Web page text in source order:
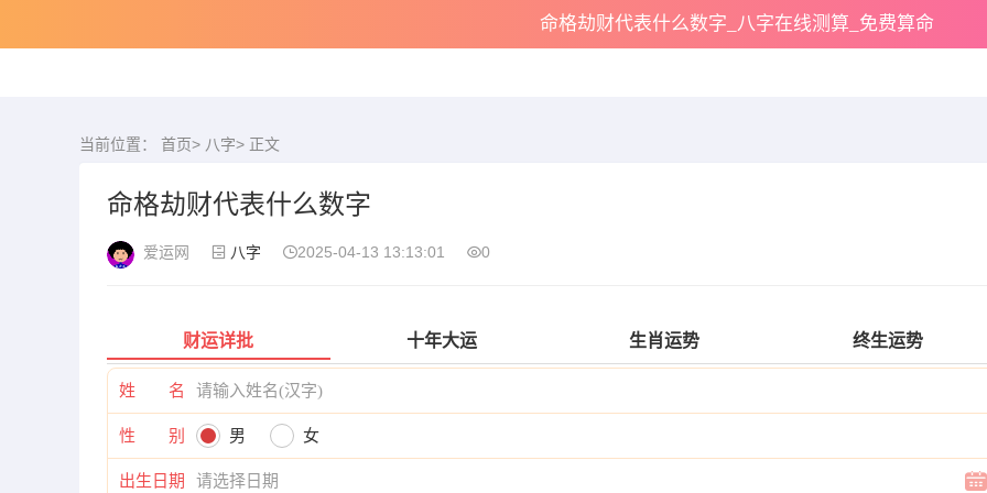
命格劫财代表什么数字_八字在线测算_免费算命
当前位置： 首页> 八字> 正文
命格劫财代表什么数字
爱运网 八字 2025-04-13 13:13:01 0
财运详批 十年大运 生肖运势 终生运势
姓 名
性 别 男 女
出生日期